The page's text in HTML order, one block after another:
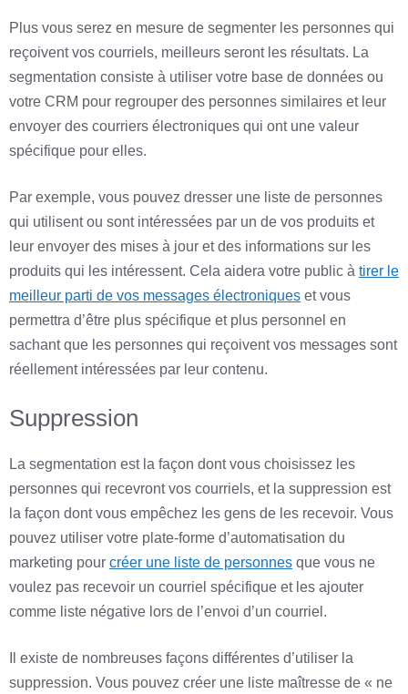
Plus vous serez en mesure de segmenter les personnes qui
reçoivent vos courriels, meilleurs seront les résultats. La
segmentation consiste à utiliser votre base de données ou
votre CRM pour regrouper des personnes similaires et leur
envoyer des courriers électroniques qui ont une valeur
spécifique pour elles.
Par exemple, vous pouvez dresser une liste de personnes
qui utilisent ou sont intéressées par un de vos produits et
leur envoyer des mises à jour et des informations sur les
produits qui les intéressent. Cela aidera votre public à tirer le
meilleur parti de vos messages électroniques et vous
permettra d’être plus spécifique et plus personnel en
sachant que les personnes qui reçoivent vos messages sont
réellement intéressées par leur contenu.
Suppression
La segmentation est la façon dont vous choisissez les
personnes qui recevront vos courriels, et la suppression est
la façon dont vous empêchez les gens de les recevoir. Vous
pouvez utiliser votre plate-forme d’automatisation du
marketing pour créer une liste de personnes que vous ne
voulez pas recevoir un courriel spécifique et les ajouter
comme liste négative lors de l’envoi d’un courriel.
Il existe de nombreuses façons différentes d’utiliser la
suppression. Vous pouvez créer une liste maîtresse de « ne